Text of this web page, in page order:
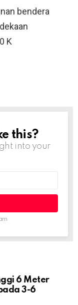
bendera
K
this?
into your
6 Meter
3-6